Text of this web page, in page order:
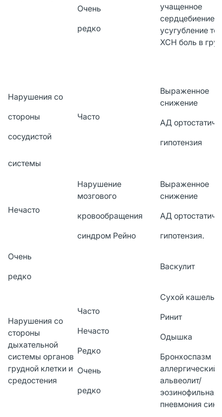
Очень
редко
учащенное
сердцебиение
усугубление
ХСН боль в
Нарушения со
стороны
сосудистой
Часто
Выраженное
снижение
АД
гипотензия
системы
Нечасто
Нарушение
мозгового
кровообращения
синдром Рейно
Выраженное
снижение
АД
гипотензия.
Очень
редко
Васкулит
Нарушения со
стороны
дыхательной
системы органов
грудной клетки и
средостения
Часто
Нечасто
Редко
Очень
редко
Сухой кашель
Ринит
Одышка
Бронхоспазм
аллергический
альвеолит/
эозинофильная
пневмония